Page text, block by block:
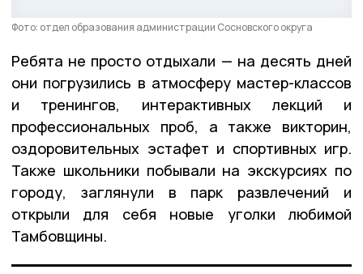
Фото: отдел образования администрации Сосновского округа
Ребята не просто отдыхали — на десять дней
они погрузились в атмосферу мастер-классов
и тренингов, интерактивных лекций и
профессиональных проб, а также викторин,
оздоровительных эстафет и спортивных игр.
Также школьники побывали на экскурсиях по
городу, заглянули в парк развлечений и
открыли для себя новые уголки любимой
Тамбовщины.